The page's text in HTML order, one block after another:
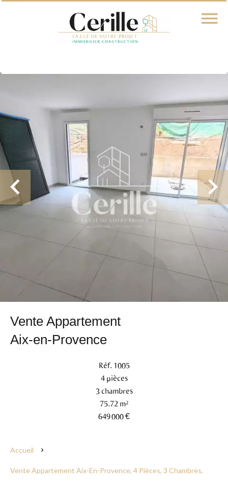
Vente Appartement
Aix-en-Provence
Réf. 1005
4 pièces
3 chambres
75.72 m²
649 000 €
Accueil
Vente Appartement Aix-En-Provence, 4 Pièces, 3 Chambres,